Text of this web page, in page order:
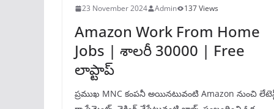
23 November 2024 Admin 137 Views
Amazon Work From Home
Jobs | శాలరీ 30000 | Free
లాప్టాప్
ప్రముఖ MNC కంపనీ అయినటువంటి Amazon నుంచి